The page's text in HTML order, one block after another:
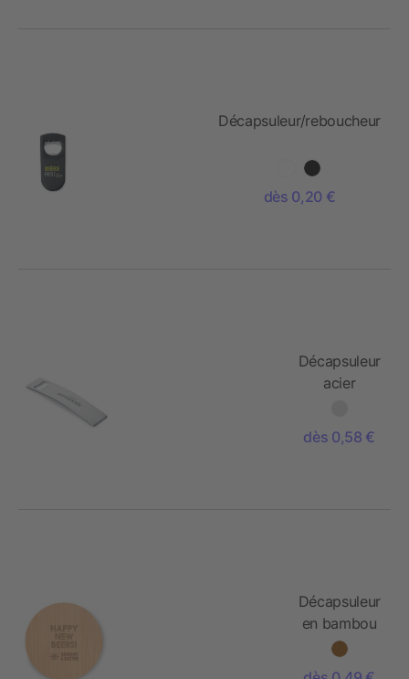
Décapsuleur/reboucheur
dès 0,20 €
Décapsuleur
acier
dès 0,58 €
Décapsuleur
en bambou